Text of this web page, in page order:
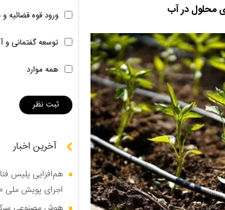
محلول در آب ورود قوه قضائیه
توسعه گفتمانی و
همه موارد
آخرین اخبار
هم‌افزایی پلیس
اجرای پویش ملی